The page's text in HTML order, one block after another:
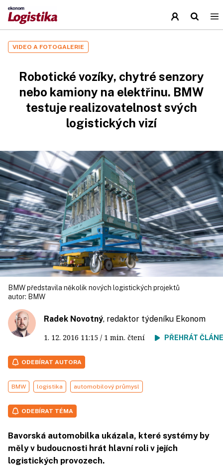
VIDEO A FOTOGALERIE
Robotické vozíky, chytré senzory
nebo kamiony na elektřinu. BMW
testuje realizovatelnost svých
logistických vizí
BMW představila několik nových logistických projektů
autor: BMW
Radek Novotný, redaktor týdeníku Ekonom
1. 12. 2016 11:15 / 1 min. čtení PŘEHRÁT
ODEBÍRAT AUTORA
BMW logistika automobilový průmysl
ODEBÍRAT TÉMA
Bavorská automobilka ukázala, které systémy by
měly v budoucnosti hrát hlavní roli v jejích
logistických provozech.